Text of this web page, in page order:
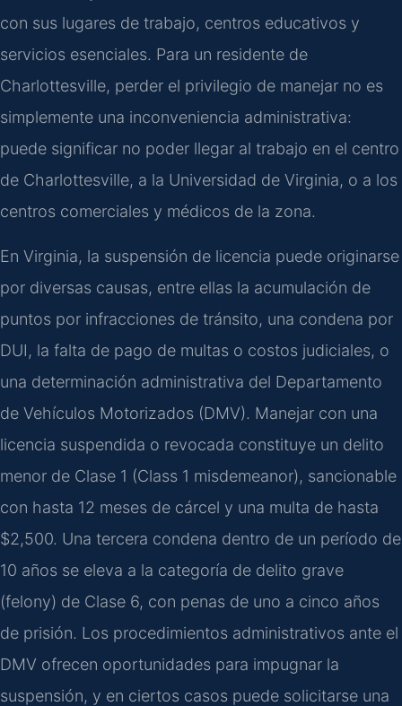
con sus lugares de trabajo, centros educativos y
servicios esenciales. Para un residente de
Charlottesville, perder el privilegio de manejar no es
simplemente una inconveniencia administrativa:
puede significar no poder llegar al trabajo en el centro
de Charlottesville, a la Universidad de Virginia, o a los
centros comerciales y médicos de la zona.
En Virginia, la suspensión de licencia puede originarse
por diversas causas, entre ellas la acumulación de
puntos por infracciones de tránsito, una condena por
DUI, la falta de pago de multas o costos judiciales, o
una determinación administrativa del Departamento
de Vehículos Motorizados (DMV). Manejar con una
licencia suspendida o revocada constituye un delito
menor de Clase 1 (Class 1 misdemeanor), sancionable
con hasta 12 meses de cárcel y una multa de hasta
$2,500. Una tercera condena dentro de un período de
10 años se eleva a la categoría de delito grave
(felony) de Clase 6, con penas de uno a cinco años
de prisión. Los procedimientos administrativos ante el
DMV ofrecen oportunidades para impugnar la
suspensión, y en ciertos casos puede solicitarse una